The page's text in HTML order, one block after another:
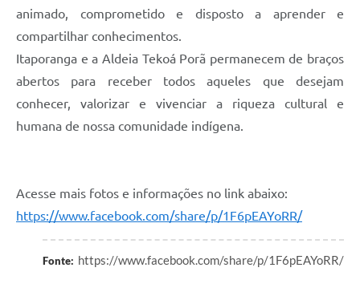
animado, comprometido e disposto a aprender e
compartilhar conhecimentos.
Itaporanga e a Aldeia Tekoá Porã permanecem de braços
abertos para receber todos aqueles que desejam
conhecer, valorizar e vivenciar a riqueza cultural e
humana de nossa comunidade indígena.
Acesse mais fotos e informações no link abaixo:
https://www.facebook.com/share/p/1F6pEAYoRR/
Fonte: https://www.facebook.com/share/p/1F6pEAYoRR/